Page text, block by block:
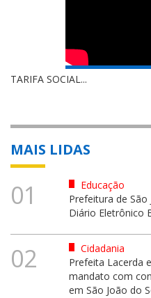
TARIFA SOCIAL...
MAIS LIDAS
01
Educação
Prefeitura de
Diário Eletrônico
02
Cidadania
Prefeita Lacerda
mandato com
em São João do